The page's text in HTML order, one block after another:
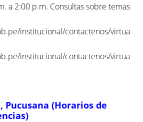
a 2:00 p.m. Consultas sobre temas
institucional/contactenos/virtua
institucional/contactenos/virtua
Pucusana (Horarios de